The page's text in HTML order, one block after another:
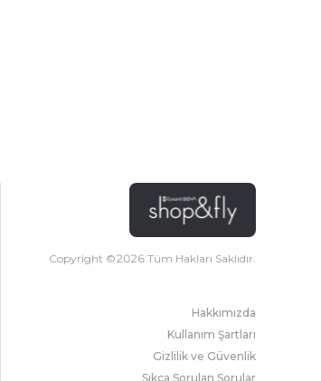
Copyright ©2026 Tüm Hakları Saklıdır.
Hakkımızda
Kullanım Şartları
Gizlilik ve Güvenlik
Sıkça Sorulan Sorular